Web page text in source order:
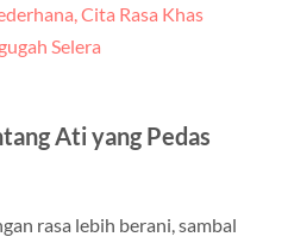
Cita Rasa Khas
Selera
Ati yang Pedas
rasa lebih berani, sambal